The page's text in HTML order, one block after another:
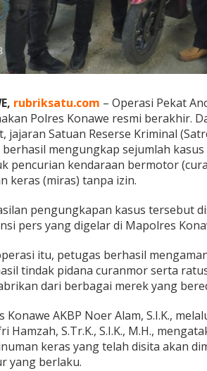
e
m
b
a
l
i
n
T
g
a
M
o
o
C
r
i
a
e
P
e
m
rubriksatu.com – Operasi Pekat
Polres Konawe resmi berakhir.
jajaran Satuan Reserse Kriminal
berhasil mengungkap sejumlah
pencurian kendaraan bermotor
keras (miras) tanpa izin.
pengungkapan kasus tersebut
pers yang digelar di Mapolres
itu, petugas berhasil
tindak pidana curanmor serta
dari berbagai merek yang
Konawe AKBP Noer Alam, S.I.K.,
Hamzah, S.Tr.K., S.I.K., M.H.,
keras yang telah disita akan
yang berlaku.